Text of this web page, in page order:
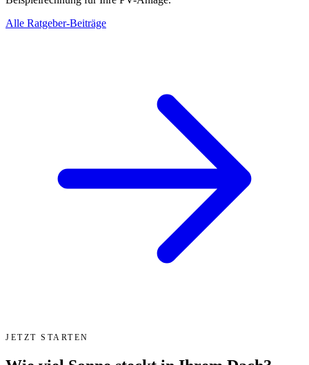
Alle Ratgeber-Beiträge
JETZT STARTEN